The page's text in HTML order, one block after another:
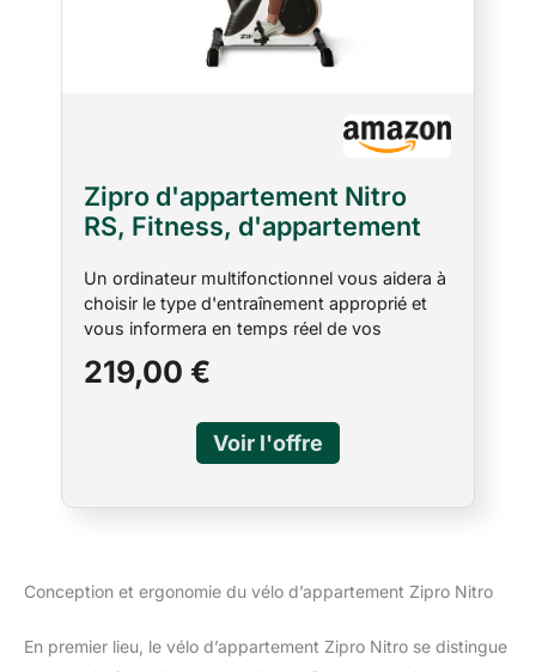
Zipro d'appartement Nitro
RS, Fitness, d'appartement
d'intérieur, d'entraînement à
domicile, à piles
Un ordinateur multifonctionnel vous aidera à
choisir le type d'entraînement approprié et
vous informera en temps réel de vos
d'un système de résistance magnétique
et un confort d'entraînement optimal.
L'hydratation est essentielle pendant l'effort,
à son réglage multi-axes, elle permet aussi
guidon bien profilé et ajustable permet
219,00 €
Conception et ergonomie du vélo d’appartement Zipro Nitro
En premier lieu, le vélo d’appartement Zipro Nitro se distingue